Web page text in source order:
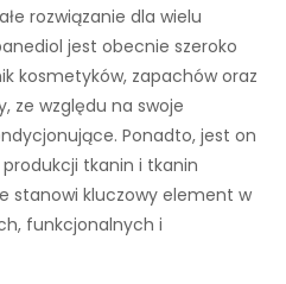
rozwiązanie dla wielu
jest obecnie szeroko
kosmetyków, zapachów oraz
ze względu na swoje
Ponadto, jest on
tkanin i tkanin
stanowi kluczowy element w
funkcjonalnych i